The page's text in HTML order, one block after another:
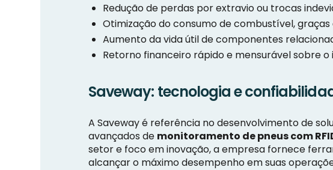
Redução de perdas por extravio ou trocas
Otimização do consumo de combustível,
Aumento da vida útil de componentes
Retorno financeiro rápido e mensurável sobre o
Saveway: tecnologia e
A Saveway é referência no desenvolvimento de
avançados de monitoramento de pneus com
setor e foco em inovação, a empresa fornece
alcançar o máximo desempenho em suas